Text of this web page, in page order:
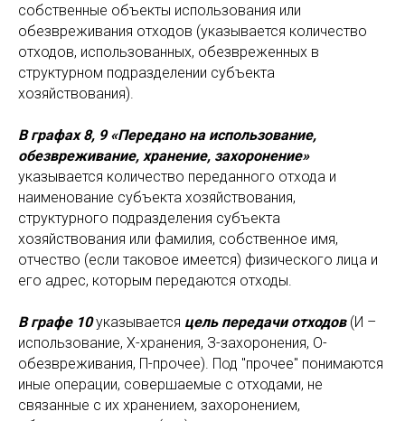
собственные объекты использования или
обезвреживания отходов (указывается количество
отходов, использованных, обезвреженных в
структурном подразделении субъекта
хозяйствования).
В графах 8, 9 «Передано на использование,
обезвреживание, хранение, захоронение»
указывается количество переданного отхода и
наименование субъекта хозяйствования,
структурного подразделения субъекта
хозяйствования или фамилия, собственное имя,
отчество (если таковое имеется) физического лица и
его адрес, которым передаются отходы.
В графе 10указывается цель передачи отходов(И –
использование, Х-хранения, З-захоронения, О-
обезвреживания, П-прочее). Под "прочее" понимаются
иные операции, совершаемые с отходами, не
связанные с их хранением, захоронением,